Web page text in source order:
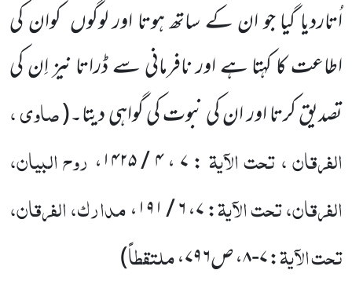
اُتاردیا گیا جو ان کے ساتھ ہوتا اور لوگوں کوان کی
اطاعت کا کہتا ہے اور نافرمانی سے ڈراتا نیز اِن کی
تصدیق کرتا اور ان کی نبوت کی گواہی دیتا۔(صاوی ،
الفرقان ، تحت الآیۃ :۷،۴ / ۱۴۲۵ ، روح البیان،
الفرقان، تحت الآیۃ:۷،۶ / ۱۹۱ ،مدارک، الفرقان،
تحت الآیۃ:۷-۸ ، ص۷۹۶،ملتقطاً)